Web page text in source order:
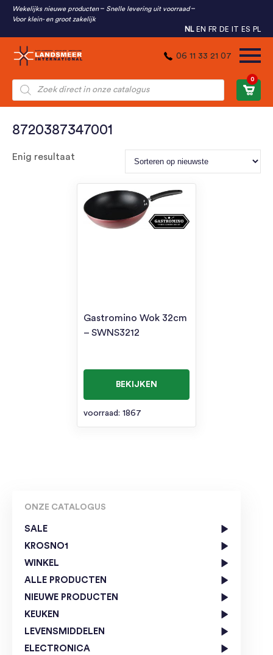
Wekelijks nieuwe producten
Snelle levering uit voorraad
Voor klein- en groot zakelijk
NL EN FR DE IT ES PL
06 11 33 21 07
Producten
zoeken
0
ONZE CATALOGUS
SALE
KROSNO1
WINKEL
ALLE PRODUCTEN
NIEUWE PRODUCTEN
KEUKEN
LEVENSMIDDELEN
ELECTRONICA
8720387347001
Enig resultaat
Gastromino Wok 32cm
– SWNS3212
BEKIJKEN
voorraad: 1867